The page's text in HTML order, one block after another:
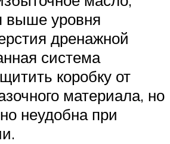
выше уровня
дренажной
система
коробку от
материала, но
неудобна при